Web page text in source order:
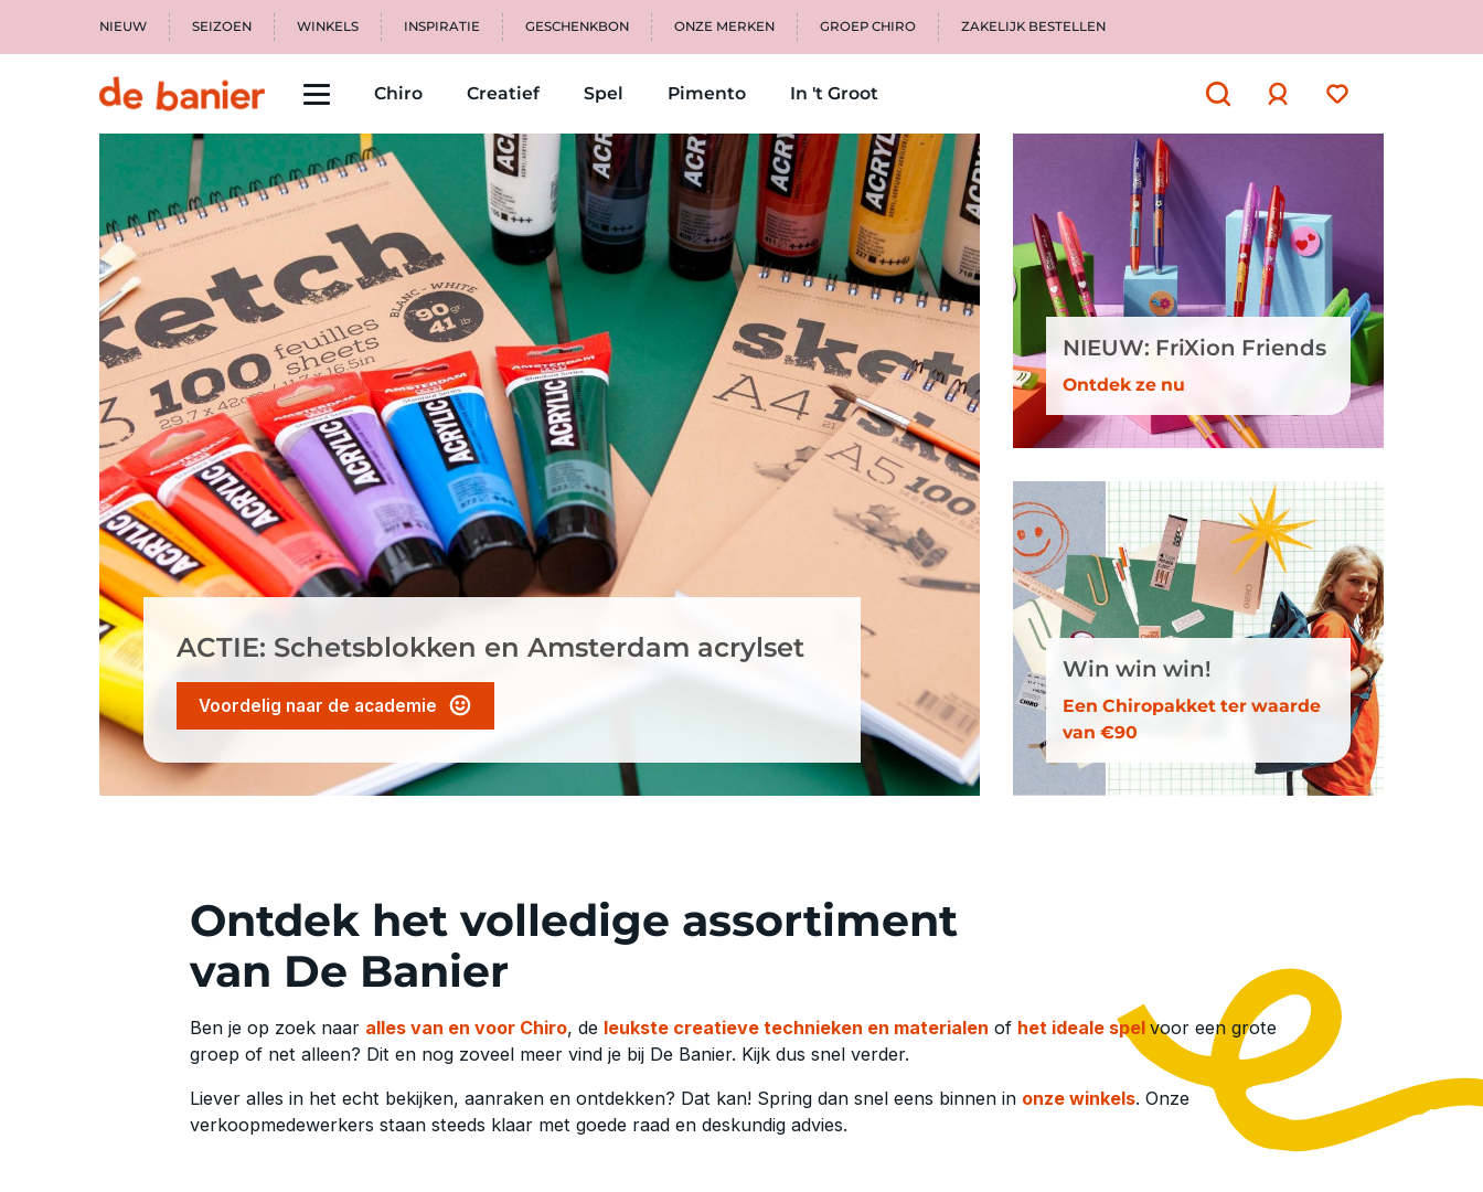
NIEUW SEIZOEN WINKELS INSPIRATIE GESCHENKBON ONZE MERKEN GROEP CHIRO ZAKELIJK BESTELLEN
Chiro Creatief Spel Pimento In 't Groot
ofaanmelden
ACTIE: Schetsblokken en Amsterdam acrylset
Voordelig naar de academie
NIEUW: FriXion Friends
Ontdek ze nu
Win win win!
Een Chiropakket ter waarde
van €90
Ontdek het volledige assortiment
van De Banier
Ben je op zoek naar alles van en voor Chiro, de leukste creatieve technieken en materialen of het ideale spel voor een grote
groep of net alleen? Dit en nog zoveel meer vind je bij De Banier. Kijk dus snel verder.
Liever alles in het echt bekijken, aanraken en ontdekken? Dat kan! Spring dan snel eens binnen in onze winkels. Onze
verkoopmedewerkers staan steeds klaar met goede raad en deskundig advies.